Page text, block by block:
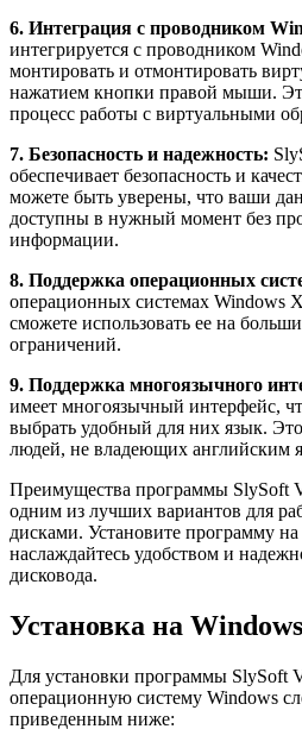
6. Интеграция с проводником
интегрируется с проводником
монтировать и отмонтировать
нажатием кнопки правой мыши.
процесс работы с виртуальными
7. Безопасность и надежность:
обеспечивает безопасность и
можете быть уверены, что ваши
доступны в нужный момент без
информации.
8. Поддержка операционных
операционных системах Windows
сможете использовать ее на
ограничений.
9. Поддержка многоязычного
имеет многоязычный интерфейс,
выбрать удобный для них язык.
людей, не владеющих английским
Преимущества программы SlySoft
одним из лучших вариантов для
дисками. Установите программу
наслаждайтесь удобством и
дисковода.
Установка на Windows
Для установки программы SlySoft
операционную систему Windows
приведенным ниже: